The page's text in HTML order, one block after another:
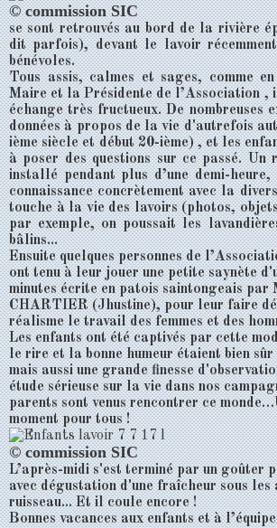
© commission SIC
se sont retrouvés au bord de la rivière
dit parfois), devant le lavoir
bénévoles.
Tous assis, calmes et sages, comme
Maire et la Présidente de l’Association ,
échange très fructueux. De nombreuses
données à propos de la vie d'autrefois
ième siècle et début 20-ième) , et les
à poser des questions sur ce passé. Un
installé pendant plus d’une demi-
connaissance concrètement avec la
touche à la vie des lavoirs (photos,
par exemple, on poussait les
bâlins...
Ensuite quelques personnes de
ont tenu à leur jouer une petite saynète
minutes écrite en patois saintongeais par
CHARTIER (Jhustine), pour leur faire
réalisme le travail des femmes et des
Les enfants ont été captivés par cette
le rire et la bonne humeur étaient bien sûr
mais aussi une grande finesse
étude sérieuse sur la vie dans nos
parents sont venus rencontrer ce
moment pour tous !
© commission SIC
L’après-midi s'est terminé par un goûter
avec dégustation d'une fraîcheur sous
ruisseau... Et il coule encore !
Bonnes vacances aux enfants et à